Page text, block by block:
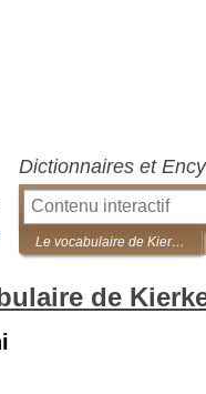
Dictionnaires et
Le vocabulaire de Kierkegaard
de